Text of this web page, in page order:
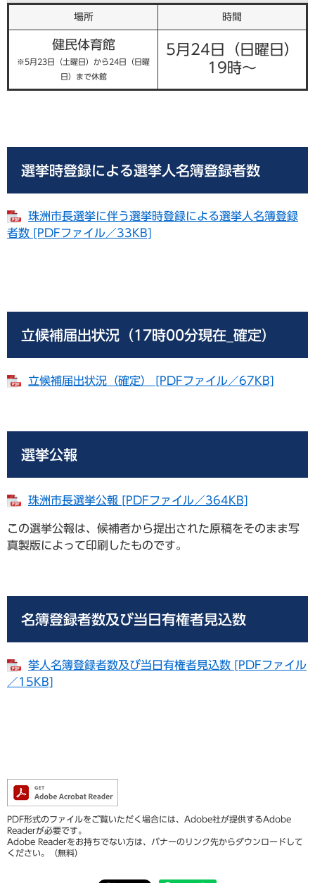
場所 時間
健民体育館
※5月23日（土曜日）から24日（日曜
日）まで休館
5月24日（日曜日）
19時～
選挙時登録による選挙人名簿登録者数
珠洲市長選挙に伴う選挙時登録による選挙人名簿登録
者数 [PDFファイル／33KB]
立候補届出状況（17時00分現在_確定）
立候補届出状況（確定） [PDFファイル／67KB]
選挙公報
珠洲市長選挙公報 [PDFファイル／364KB]
この選挙公報は、候補者から提出された原稿をそのまま写
真製版によって印刷したものです。
名簿登録者数及び当日有権者見込数
挙人名簿登録者数及び当日有権者見込数 [PDFファイル
／15KB]
PDF形式のファイルをご覧いただく場合には、Adobe社が提供するAdobe
Readerが必要です。
Adobe Readerをお持ちでない方は、バナーのリンク先からダウンロードして
ください。（無料）